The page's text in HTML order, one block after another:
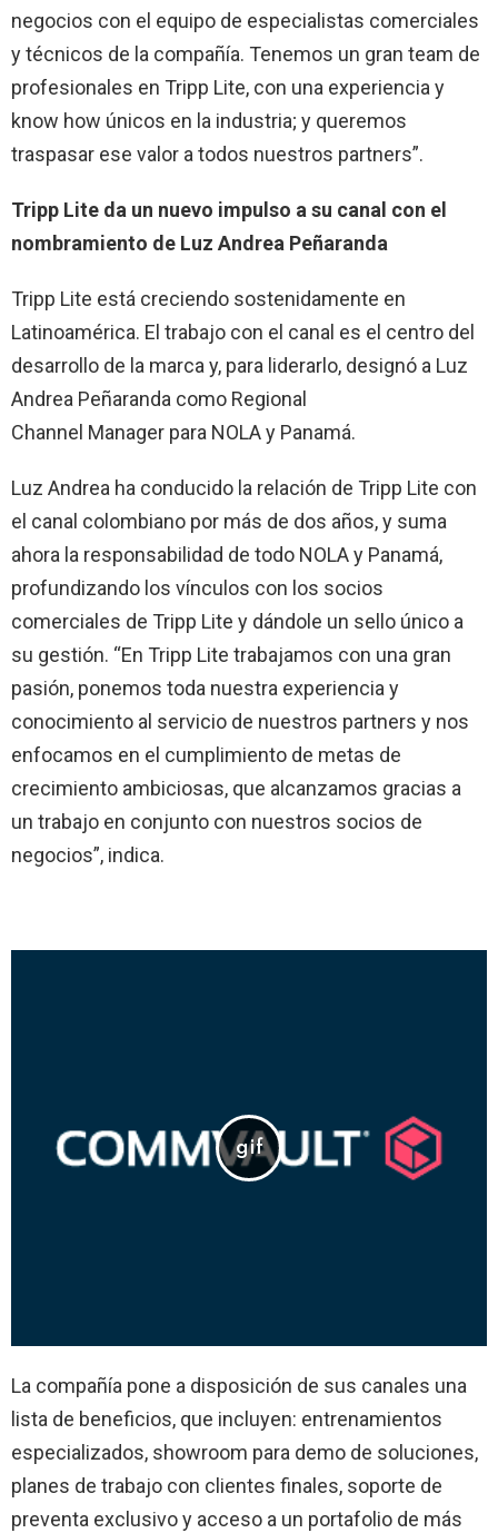
negocios con el equipo de especialistas comerciales
y técnicos de la compañía. Tenemos un gran team de
profesionales en Tripp Lite, con una experiencia y
know how únicos en la industria; y queremos
traspasar ese valor a todos nuestros partners”.
Tripp Lite da un nuevo impulso a su canal con el
nombramiento de Luz Andrea Peñaranda
Tripp Lite está creciendo sostenidamente en
Latinoamérica. El trabajo con el canal es el centro del
desarrollo de la marca y, para liderarlo, designó a Luz
Andrea Peñaranda como Regional
Channel Manager para NOLA y Panamá.
Luz Andrea ha conducido la relación de Tripp Lite con
el canal colombiano por más de dos años, y suma
ahora la responsabilidad de todo NOLA y Panamá,
profundizando los vínculos con los socios
comerciales de Tripp Lite y dándole un sello único a
su gestión. “En Tripp Lite trabajamos con una gran
pasión, ponemos toda nuestra experiencia y
conocimiento al servicio de nuestros partners y nos
enfocamos en el cumplimiento de metas de
crecimiento ambiciosas, que alcanzamos gracias a
un trabajo en conjunto con nuestros socios de
negocios”, indica.
La compañía pone a disposición de sus canales una
lista de beneficios, que incluyen: entrenamientos
especializados, showroom para demo de soluciones,
planes de trabajo con clientes finales, soporte de
preventa exclusivo y acceso a un portafolio de más